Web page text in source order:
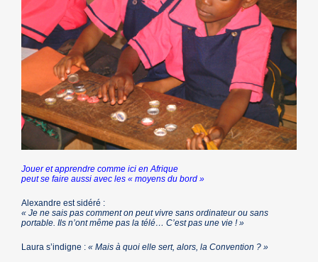
Jouer et apprendre comme ici en Afrique
peut se faire aussi avec les « moyens du bord »
Alexandre est sidéré :
« Je ne sais pas comment on peut vivre sans ordinateur ou sans
portable. Ils n’ont même pas la télé… C’est pas une vie ! »
Laura s’indigne :« Mais à quoi elle sert, alors, la Convention ? »